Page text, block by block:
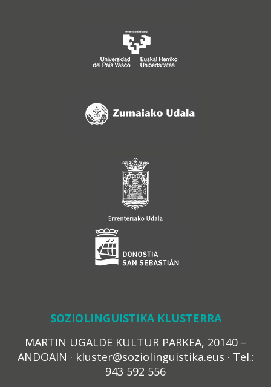
SOZIOLINGUISTIKA KLUSTERRA
MARTIN UGALDE KULTUR PARKEA, 20140 –
ANDOAIN · kluster@soziolinguistika.eus · Tel.:
943 592 556